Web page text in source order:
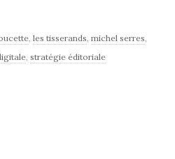
, les tisserands, michel serres,
, stratégie éditoriale